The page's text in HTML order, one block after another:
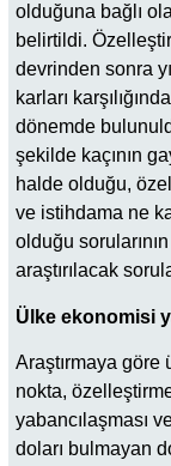
olduğuna bağlı
belirtildi.
devrinden sonra
karları
dönemde
şekilde kaçının
halde olduğu,
ve istihdama ne
olduğu
araştırılacak
Ülke ekonomisi
Araştırmaya göre
nokta,
yabancılaşması
doları bulmayan